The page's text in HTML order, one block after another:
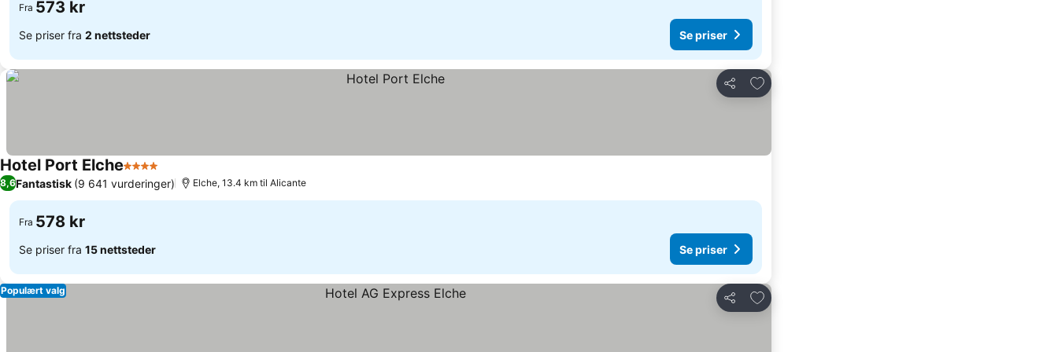
Fra 573 kr
Se priser fra 2 nettsteder Se priser
Del
Legg til i favoritter
Hotel Port Elche4 Stjerner
8,6Fantastisk (9 641 vurderinger) Elche, 13.4 km til Alicante
Fra 578 kr
Se priser fra 15 nettsteder Se priser
Del
Legg til i favoritter
Populært valg